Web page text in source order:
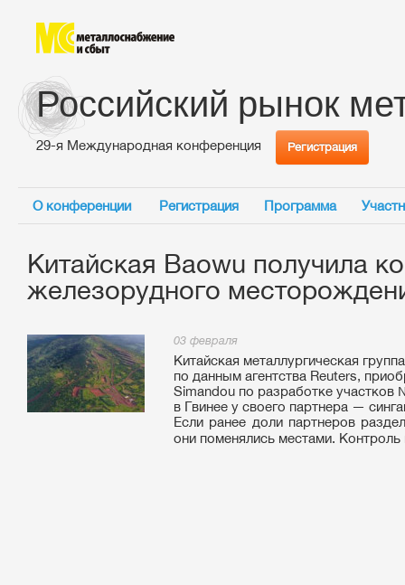
Российский рынок
29-я Международная конференция Регистрация
О конференции Регистрация Программа
Китайская Baowu получила
железорудного
03 февраля
Китайская металлургическая
по данным агентства Reuters,
Simandou по разработке
в Гвинее у своего партнера —
Если ранее доли партнеров
они поменялись местами. Контроль